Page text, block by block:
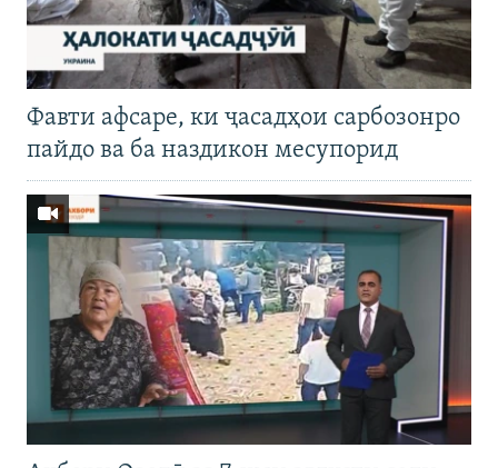
Фавти афсаре, ки ҷасадҳои сарбозонро
пайдо ва ба наздикон месупорид